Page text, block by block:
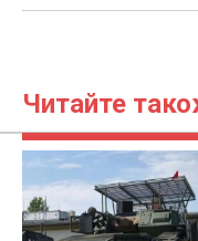
Читайте